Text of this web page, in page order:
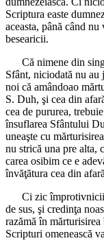
Scriptura easte
aceasta, până când
besearicii.
Că nimene din
Sfânt, niciodată nu au
noi că amândoao
S. Duh, şi cea din
cea de pururea,
însuflarea Sfântului
uneaşte cu
nu strică una pre alta,
carea osibim ce e
învăţătura cea din
Ci zic
de sus, şi credinţa
razămă în mărturisirea
Scripturi omenească